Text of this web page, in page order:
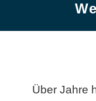
Über Jahre